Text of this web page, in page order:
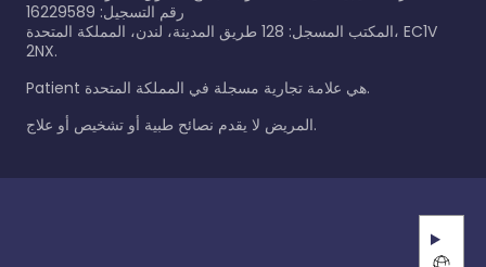
رقم التسجيل: 16229589
المكتب المسجل: 128 طريق المدينة، لندن، المملكة المتحدة، EC1V
2NX.
Patient هي علامة تجارية مسجلة في المملكة المتحدة.
المريض لا يقدم نصائح طبية أو تشخيص أو علاج.